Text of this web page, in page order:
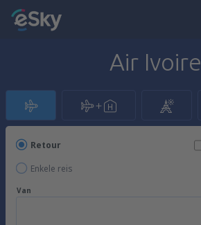
Air Ivoire
Retour
Enkele reis
Van